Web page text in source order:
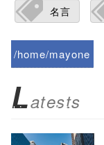
名言
/home/mayone
biz.jp/public_ht
ml/wp-
Latests